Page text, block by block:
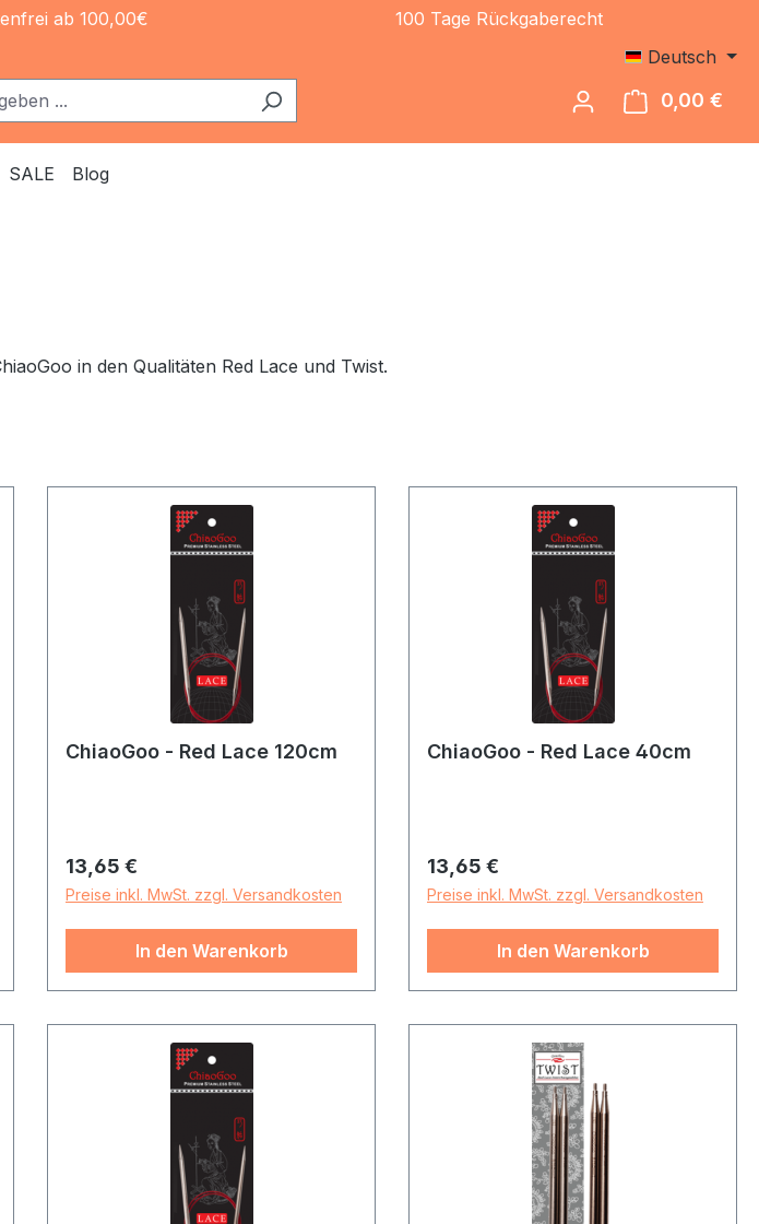
ab 100,00€
100 Tage Rückgaberecht
Deutsch
0,00 €
SALE Blog
in den Qualitäten Red Lace und Twist.
ChiaoGoo - Red Lace 120cm
Regulärer Preis:
13,65 €
Preise inkl. MwSt. zzgl. Versandkosten
In den Warenkorb
ChiaoGoo - Red Lace 40cm
Regulärer Preis:
13,65 €
Preise inkl. MwSt. zzgl. Versandkosten
In den Warenkorb